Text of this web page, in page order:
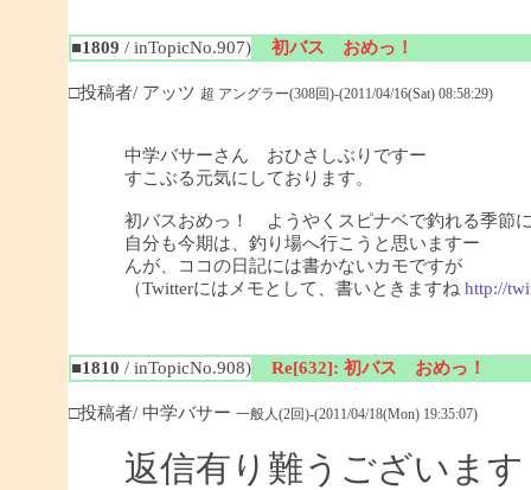
■1809 / inTopicNo.907) 初バス おめっ！
□投稿者/ アッツ 超 アングラー(308回)-(2011/04/16(Sat) 08:58:29)
中学バサーさん おひさしぶりですー
すこぶる元気にしております。
初バスおめっ！ ようやくスピナベで釣れる季節
自分も今期は、釣り場へ行こうと思いますー
んが、ココの日記には書かないカモですが
（Twitterにはメモとして、書いときますね http://
■1810 / inTopicNo.908) Re[632]: 初バス おめっ！
□投稿者/ 中学バサー 一般人(2回)-(2011/04/18(Mon) 19:35:07)
返信有り難うございま